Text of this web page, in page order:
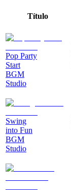
Título
Pop Party
Start
BGM
Studio
Swing
into Fun
BGM
Studio